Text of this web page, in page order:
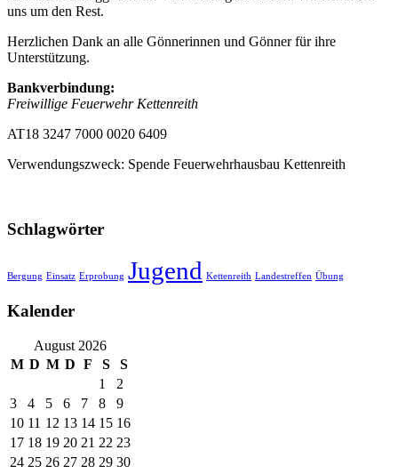
uns um den Rest.
Herzlichen Dank an alle Gönnerinnen und Gönner für ihre
Unterstützung.
Bankverbindung:
Freiwillige Feuerwehr Kettenreith
AT18 3247 7000 0020 6409
Verwendungszweck: Spende Feuerwehrhausbau Kettenreith
Schlagwörter
Bergung Einsatz Erprobung Jugend Kettenreith Landestreffen Übung
Kalender
August 2026
M D M D F S
S
1
2
3
4 5 6 7 8
9
10 11 12 13 14 15 16
17 18 19 20 21 22 23
24 25 26 27 28 29 30